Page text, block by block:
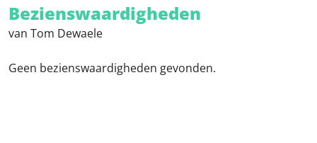
Bezienswaardigheden
van Tom Dewaele
Geen bezienswaardigheden gevonden.